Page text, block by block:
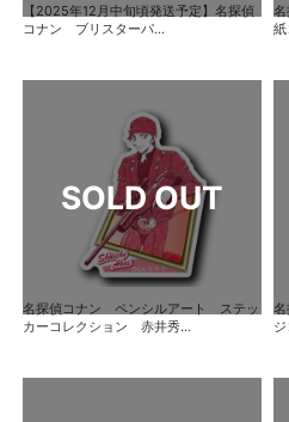
【2025年12月中旬頃発送予定】名探偵
コナン ブリスターパ...
名探偵コナン ペンシルアート ステッ
カーコレクション 赤井秀...